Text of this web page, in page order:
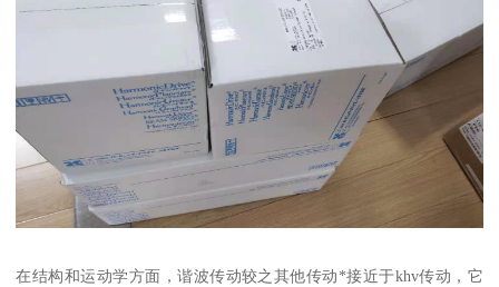
在结构和运动学方面，谐波传动较之其他传动*接近于khv传动，它